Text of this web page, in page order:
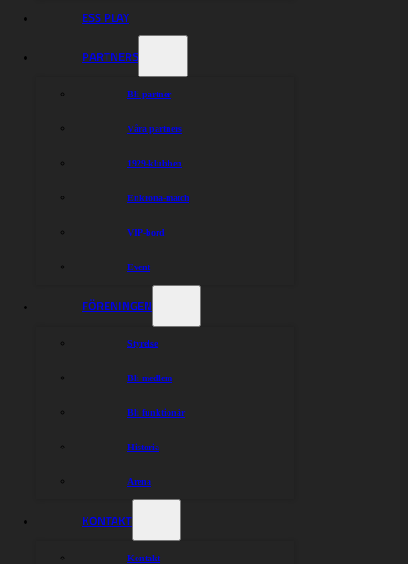
ESS PLAY
PARTNERS
Bli partner
Våra partners
1929-klubben
Enkrona-match
VIP-bord
Event
FÖRENINGEN
Styrelse
Bli medlem
Bli funktionär
Historia
Arena
KONTAKT
Kontakt